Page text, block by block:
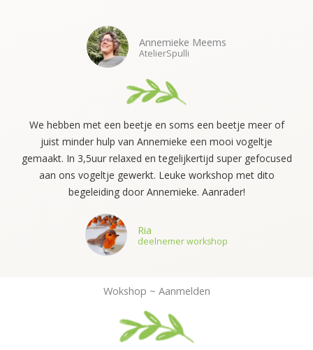
Annemieke Meems
AtelierSpulli
We hebben met een beetje en soms een beetje meer of
juist minder hulp van Annemieke een mooi vogeltje
gemaakt. In 3,5uur relaxed en tegelijkertijd super gefocused
aan ons vogeltje gewerkt. Leuke workshop met dito
begeleiding door Annemieke. Aanrader!
Ria
deelnemer workshop
Wokshop ~ Aanmelden